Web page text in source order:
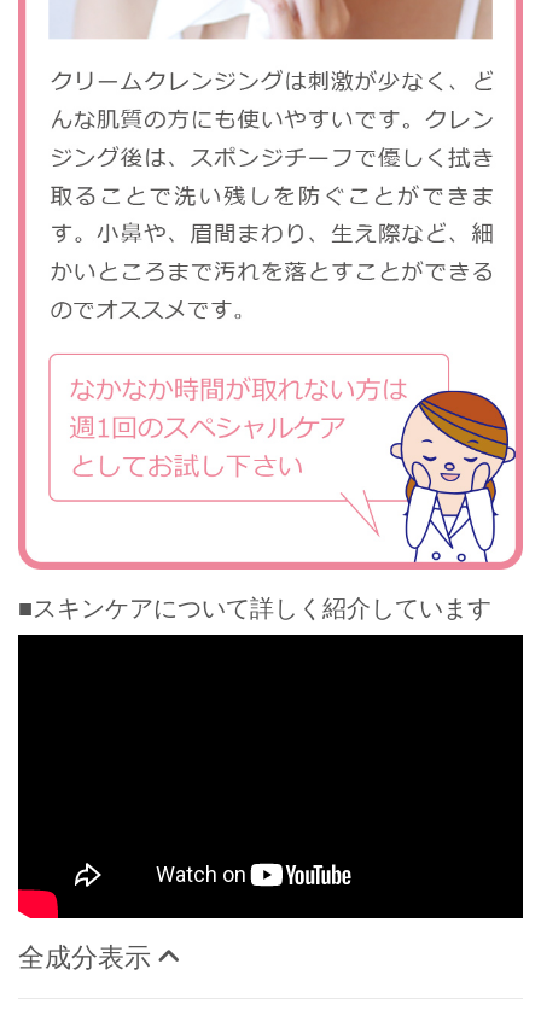
■スキンケアについて詳しく紹介しています
全成分表示